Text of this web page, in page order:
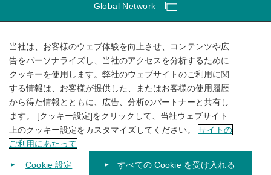
Global Network
ソーシャルメディアポリシー
個人情報保護方針
サイトマップ
当社は、お客様のウェブ体験を向上させ、コンテンツや広
告をパーソナライズし、当社のアクセスを分析するために
クッキーを使用します。弊社のウェブサイトのご利用に関
する情報は、お客様が提供した、またはお客様の使用履歴
から得た情報とともに、広告、分析のパートナーと共有し
ます。 [クッキー設定]をクリックして、当社ウェブサイト
上のクッキー設定をカスタマイズしてください。
サイトの
ご利用にあたって
Cookie 設定 すべての Cookie を受け入れる